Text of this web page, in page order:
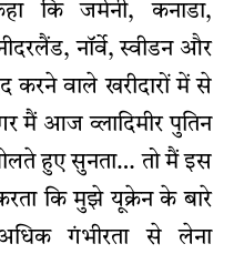
कि जर्मनी, कनाडा,
नॉर्वे, स्वीडन और
करने वाले खरीदारों में से
मैं आज व्लादिमीर पुतिन
हुए सुनता… तो मैं इस
कि मुझे यूक्रेन के बारे
गंभीरता से लेना